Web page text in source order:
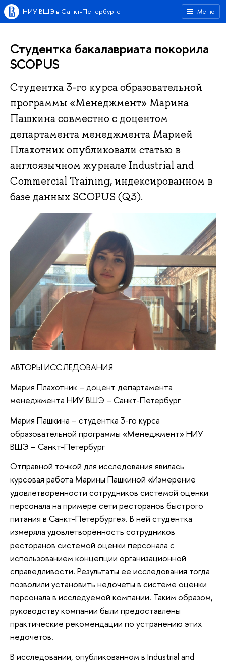
Меню
НИУ ВШЭ в Санкт-Петербурге
Студентка бакалавриата покорила
SCOPUS
Студентка 3-го курса образовательной
программы «Менеджмент» Марина
Пашкина совместно с доцентом
департамента менеджмента Марией
Плахотник опубликовали статью в
англоязычном журнале Industrial and
Commercial Training, индексированном в
базе данных SCOPUS (Q3).
АВТОРЫ ИССЛЕДОВАНИЯ
Мария Плахотник – доцент департамента
менеджмента НИУ ВШЭ – Санкт-Петербург
Мария Пашкина – студентка 3-го курса
образовательной программы «Менеджмент» НИУ
ВШЭ – Санкт-Петербург
Отправной точкой для исследования явилась
курсовая работа Марины Пашкиной «Измерение
удовлетворенности сотрудников системой оценки
персонала на примере сети ресторанов быстрого
питания в Санкт-Петербурге». В ней студентка
измеряла удовлетворённость сотрудников
ресторанов системой оценки персонала с
использованием концепции организационной
справедливости. Результаты ее исследования тогда
позволили установить недочеты в системе оценки
персонала в исследуемой компании. Таким образом,
руководству компании были предоставлены
практические рекомендации по устранению этих
недочетов.
В исследовании, опубликованном в Industrial and